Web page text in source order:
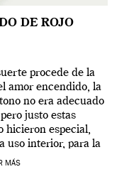
DE ROJO
procede de la
amor encendido, la
no era adecuado
justo estas
hicieron especial,
uso interior, para la
MÁS